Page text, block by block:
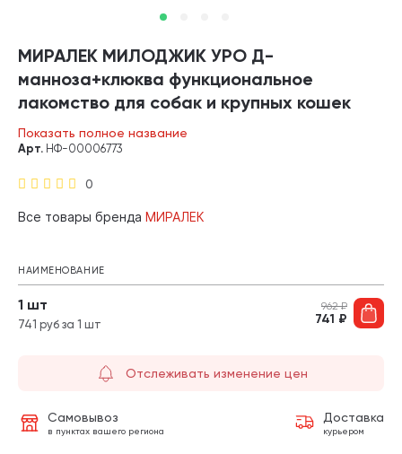
МИРАЛЕК МИЛОДЖИК УРО Д-
манноза+клюква функциональное
лакомство для собак и крупных кошек
для снижения риска развития и рецидива
бактериального цистита 30 таблеток по
Показать полное название
0
Арт. НФ-00006773
Все товары бренда МИРАЛЕК
НАИМЕНОВАНИЕ
1 шт
741 руб за 1 шт
962₽
741 ₽
Отслеживать изменение цен
Самовывоз
в пунктах вашего региона
Доставка
курьером